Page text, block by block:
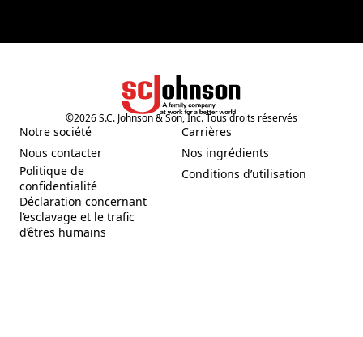
(Opens in a new tab)
©2026S.C. Johnson & Son, Inc. Tous droits réservés
Notre société
(Opens in a new tab)
Nous contacter
(Opens in a new tab)
Politique de
confidentialité
(Opens in a new tab)
Déclaration concernant
l’esclavage et le trafic
d’êtres humains
(Opens in a new tab)
Carrières
(Opens in a new tab)
Nos ingrédients
(Opens in a new tab)
Conditions d’utilisation
(Opens in a new tab)